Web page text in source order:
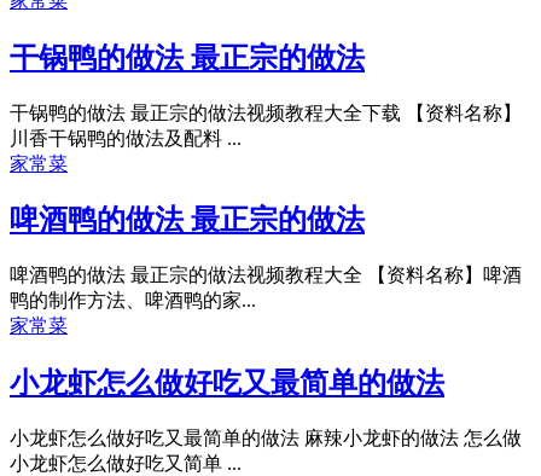
干锅鸭的做法 最正宗的做法
干锅鸭的做法 最正宗的做法视频教程大全下载 【资料名称】
川香干锅鸭的做法及配料 ...
家常菜
啤酒鸭的做法 最正宗的做法
啤酒鸭的做法 最正宗的做法视频教程大全 【资料名称】啤酒
鸭的制作方法、啤酒鸭的家...
家常菜
小龙虾怎么做好吃又最简单的做法
小龙虾怎么做好吃又最简单的做法 麻辣小龙虾的做法 怎么做
小龙虾怎么做好吃又简单 ...